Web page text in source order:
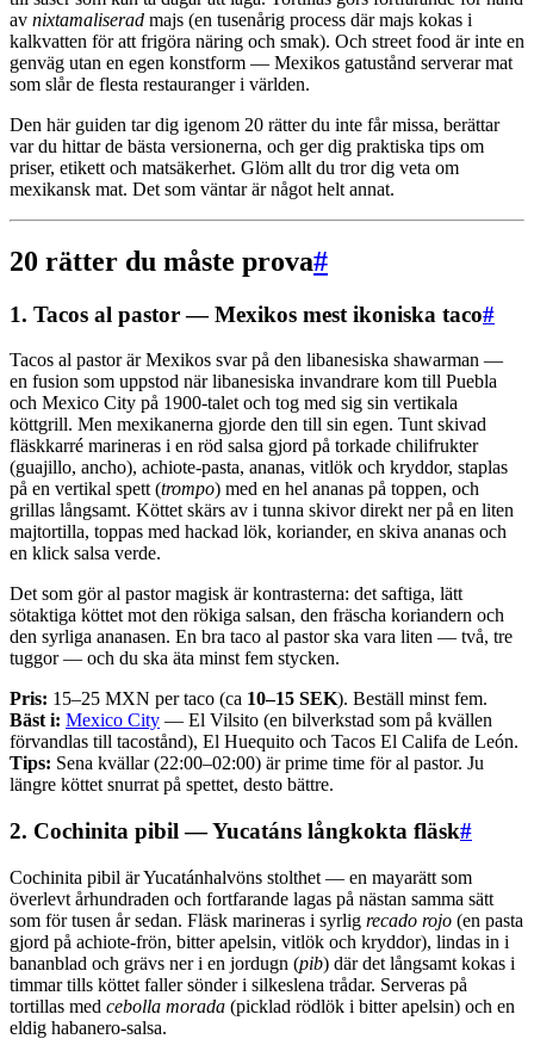
av nixtamaliserad majs (en tusenårig process där majs kokas i
kalkvatten för att frigöra näring och smak). Och street food är inte en
genväg utan en egen konstform — Mexikos gatustånd serverar mat
som slår de flesta restauranger i världen.
Den här guiden tar dig igenom 20 rätter du inte får missa, berättar
var du hittar de bästa versionerna, och ger dig praktiska tips om
priser, etikett och matsäkerhet. Glöm allt du tror dig veta om
mexikansk mat. Det som väntar är något helt annat.
20 rätter du måste prova#
1. Tacos al pastor — Mexikos mest ikoniska taco#
Tacos al pastor är Mexikos svar på den libanesiska shawarman —
en fusion som uppstod när libanesiska invandrare kom till Puebla
och Mexico City på 1900-talet och tog med sig sin vertikala
köttgrill. Men mexikanerna gjorde den till sin egen. Tunt skivad
fläskkarré marineras i en röd salsa gjord på torkade chilifrukter
(guajillo, ancho), achiote-pasta, ananas, vitlök och kryddor, staplas
på en vertikal spett (trompo) med en hel ananas på toppen, och
grillas långsamt. Köttet skärs av i tunna skivor direkt ner på en liten
majtortilla, toppas med hackad lök, koriander, en skiva ananas och
en klick salsa verde.
Det som gör al pastor magisk är kontrasterna: det saftiga, lätt
sötaktiga köttet mot den rökiga salsan, den fräscha koriandern och
den syrliga ananasen. En bra taco al pastor ska vara liten — två, tre
tuggor — och du ska äta minst fem stycken.
Pris: 15–25 MXN per taco (ca 10–15 SEK). Beställ minst fem.
Bäst i: Mexico City — El Vilsito (en bilverkstad som på kvällen
förvandlas till tacostånd), El Huequito och Tacos El Califa de León.
Tips: Sena kvällar (22:00–02:00) är prime time för al pastor. Ju
längre köttet snurrat på spettet, desto bättre.
2. Cochinita pibil — Yucatáns långkokta fläsk#
Cochinita pibil är Yucatánhalvöns stolthet — en mayarätt som
överlevt århundraden och fortfarande lagas på nästan samma sätt
som för tusen år sedan. Fläsk marineras i syrlig recado rojo (en pasta
gjord på achiote-frön, bitter apelsin, vitlök och kryddor), lindas in i
bananblad och grävs ner i en jordugn (pib) där det långsamt kokas i
timmar tills köttet faller sönder i silkeslena trådar. Serveras på
tortillas med cebolla morada (picklad rödlök i bitter apelsin) och en
eldig habanero-salsa.